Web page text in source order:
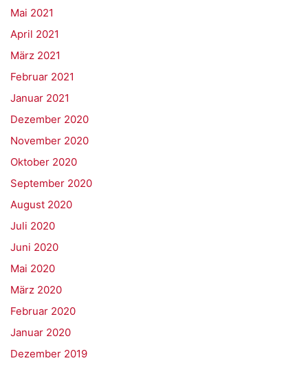
Mai 2021
April 2021
März 2021
Februar 2021
Januar 2021
Dezember 2020
November 2020
Oktober 2020
September 2020
August 2020
Juli 2020
Juni 2020
Mai 2020
März 2020
Februar 2020
Januar 2020
Dezember 2019